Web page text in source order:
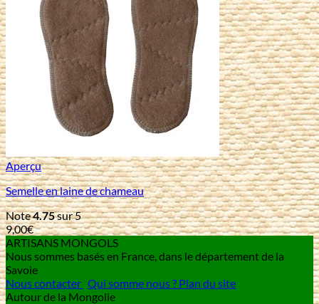
Aperçu
Semelle en laine de chameau
Note4.75sur 5
9,00€
ARTISANS MONGOLS
Nous sommes basés en France, dans le département de la
Savoie
Nous contacter Qui somme nous ? Plan du site
Autour de la Mongolie